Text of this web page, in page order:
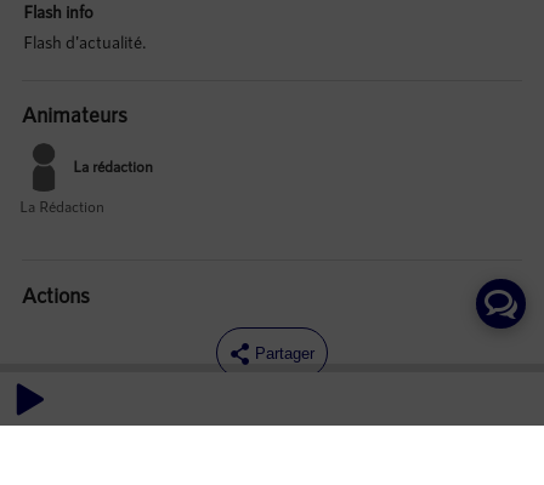
Flash info
Flash d'actualité.
Animateurs
La rédaction
La Rédaction
Actions
Partager
Commentaires